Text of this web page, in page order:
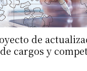
de
cargos y